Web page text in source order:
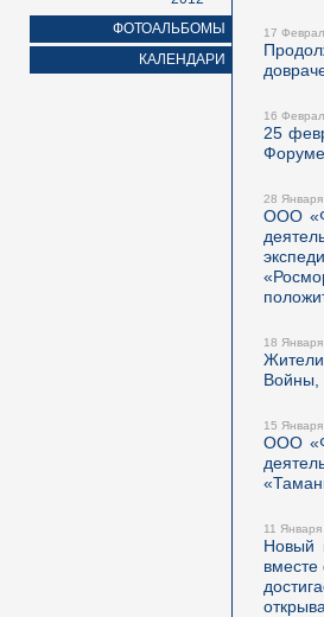
ФОТОАЛЬБОМЫ
КАЛЕНДАРИ
17
16
25
Форуме
28
ООО
18
Войны,
15
ООО
11
Новый